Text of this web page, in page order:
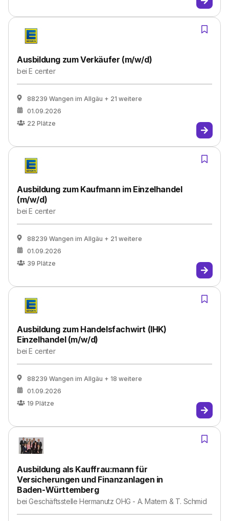
Ausbildung zum Verkäufer (m/w/d)
beiE center
88239 Wangen im Allgäu + 21 weitere
01.09.2026
22 Plätze
Ausbildung zum Kaufmann im Einzelhandel
(m/w/d)
beiE center
88239 Wangen im Allgäu + 21 weitere
01.09.2026
39 Plätze
Ausbildung zum Handelsfachwirt (IHK)
Einzelhandel (m/w/d)
beiE center
88239 Wangen im Allgäu + 18 weitere
01.09.2026
19 Plätze
Ausbildung als Kauffrau:mann für
Versicherungen und Finanzanlagen in
Baden-Württemberg
beiGeschäftsstelle Hermanutz OHG - A. Matern & T. Schmid